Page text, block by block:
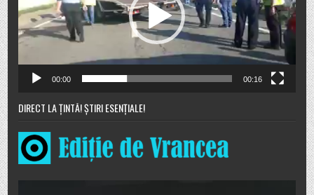
00:00 00:16
DIRECT LA ȚINTĂ! ȘTIRI ESENȚIALE!